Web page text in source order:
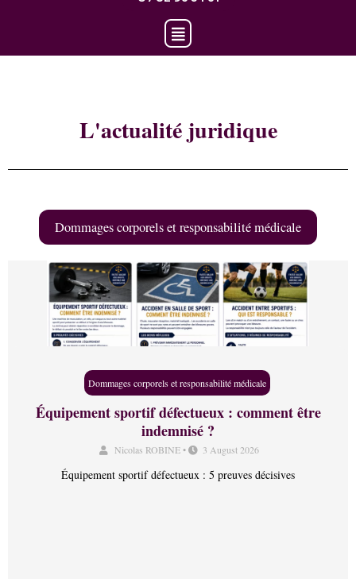
L'actualité juridique
Dommages corporels et responsabilité médicale
Dommages corporels et responsabilité médicale
Équipement sportif défectueux : comment être
indemnisé ?
Nicolas ROBINE • 3 August 2026
Équipement sportif défectueux : 5 preuves décisives